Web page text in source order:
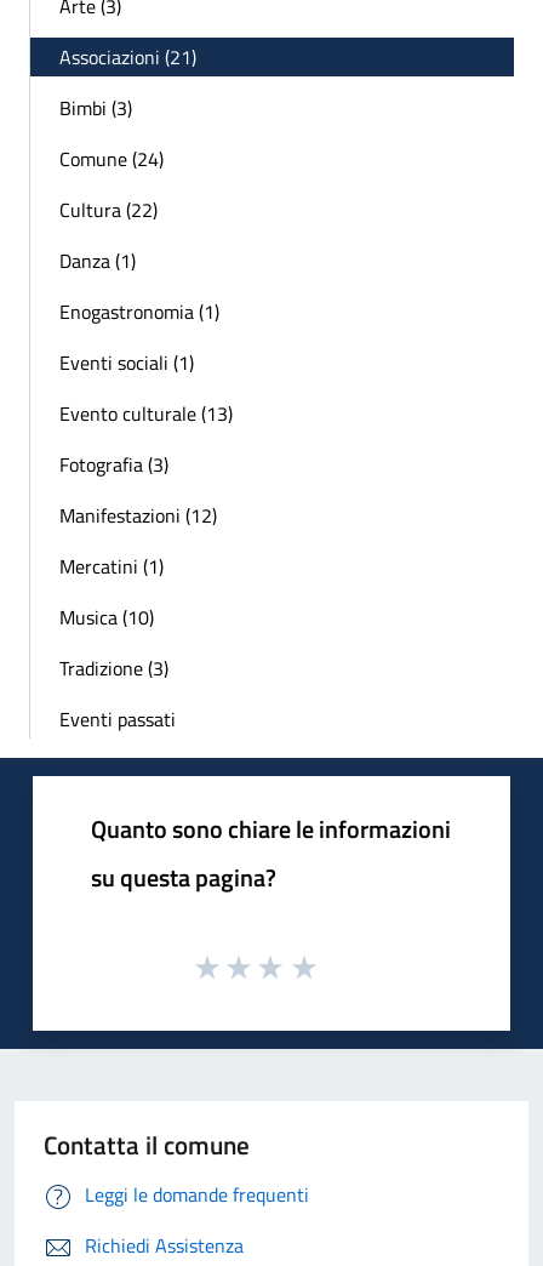
Arte (3)
Associazioni (21)
Bimbi (3)
Comune (24)
Cultura (22)
Danza (1)
Enogastronomia (1)
Eventi sociali (1)
Evento culturale (13)
Fotografia (3)
Manifestazioni (12)
Mercatini (1)
Musica (10)
Tradizione (3)
Eventi passati
Quanto sono chiare le informazioni
su questa pagina?
Contatta il comune
Leggi le domande frequenti
Richiedi Assistenza